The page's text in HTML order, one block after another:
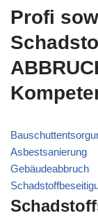
Profi
Asbestsanierung
Gebäudeabbruch